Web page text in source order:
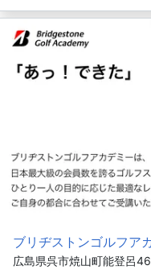
ブリヂストンゴルフア
広島県呉市焼山町能登呂